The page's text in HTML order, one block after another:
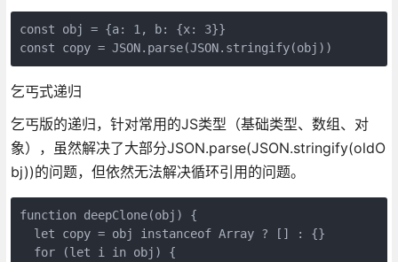
const obj = {a: 1, b: {x: 3}}
乞丐式递归
乞丐版的递归，针对常用的JS类型（基础类型、数组、对
象），虽然解决了大部分JSON.parse(JSON.stringify(oldO
bj))的问题，但依然无法解决循环引用的问题。
function deepClone(obj) {
  let copy = obj instanceof Array ? [] : {}
  for (let i in obj) {